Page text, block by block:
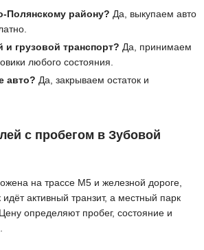
Полянскому району? Да, выкупаем авто
и грузовой транспорт? Да, принимаем
любого состояния.
авто? Да, закрываем остаток и
с пробегом в Зубовой
на трассе М5 и железной дороге,
активный транзит, а местный парк
определяют пробег, состояние и